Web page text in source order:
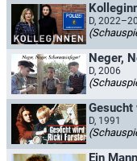
D,
Neger,
D, 2006
Gesucht
D, 1991
Ein